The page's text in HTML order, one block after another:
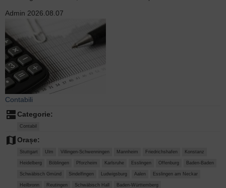
Admin 2026.08.07
Contabili
dnsCategorie:
Contabil
map Orașe:
Stuttgart Ulm Villingen-Schwenningen Mannheim Friedrichshafen Konstanz
Heidelberg Böblingen Pforzheim Karlsruhe Esslingen Offenburg Baden-Baden
Schwäbisch Gmünd Sindelfingen Ludwigsburg Aalen Esslingen am Neckar
Heilbronn Reutingen Schwäbisch Hall Baden-Württemberg